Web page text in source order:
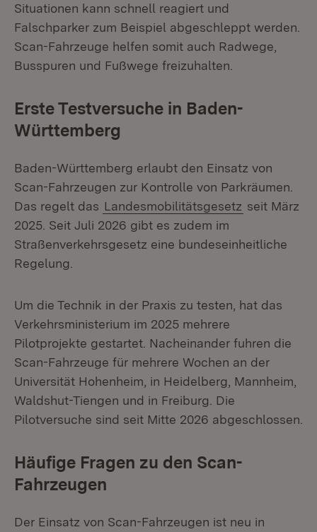
Situationen kann schnell reagiert und
Falschparker zum Beispiel abgeschleppt werden.
Scan-Fahrzeuge helfen somit auch Radwege,
Busspuren und Fußwege freizuhalten.
Erste Testversuche in Baden-
Württemberg
Baden-Württemberg erlaubt den Einsatz von
Scan-Fahrzeugen zur Kontrolle von Parkräumen.
Das regelt das Landesmobilitätsgesetz seit März
2025. Seit Juli 2026 gibt es zudem im
Straßenverkehrsgesetz eine bundeseinheitliche
Regelung.
Um die Technik in der Praxis zu testen, hat das
Verkehrsministerium im 2025 mehrere
Pilotprojekte gestartet. Nacheinander fuhren die
Scan-Fahrzeuge für mehrere Wochen an der
Universität Hohenheim, in Heidelberg, Mannheim,
Waldshut-Tiengen und in Freiburg. Die
Pilotversuche sind seit Mitte 2026 abgeschlossen.
Häufige Fragen zu den Scan-
Fahrzeugen
Der Einsatz von Scan-Fahrzeugen ist neu in